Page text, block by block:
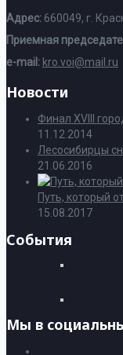
Адрес: 660049, г.
Приемная
e-mail: kro.voi@mail.ru
Новости
Финал XVIII
11.12.2014
Лесосибирцы
21.06.2016
Путь, который
15.08.2017
События
Мы в